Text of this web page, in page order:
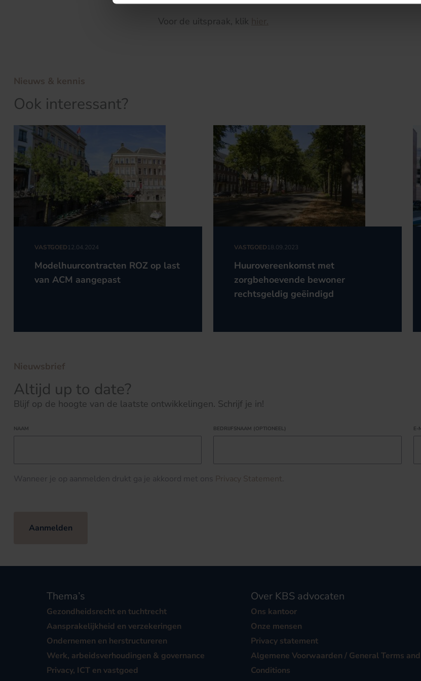
Voor de uitspraak, klik hier.
Nieuws & kennis
Ook interessant?
VASTGOED12.04.2024
Modelhuurcontracten ROZ op last
van ACM aangepast
VASTGOED18.09.2023
Huurovereenkomst met
zorgbehoevende bewoner
rechtsgeldig geëindigd
Nieuwsbrief
Altijd up to date?
Blijf op de hoogte van de laatste ontwikkelingen. Schrijf je in!
NAAM BEDRIJFSNAAM (OPTIONEEL) E-
Wanneer je op aanmelden drukt ga je akkoord met ons Privacy Statement.
Aanmelden
Thema’s
Gezondheidsrecht en tuchtrecht
Aansprakelijkheid en verzekeringen
Ondernemen en herstructureren
Werk, arbeidsverhoudingen & governance
Privacy, ICT en vastgoed
Over KBS advocaten
Ons kantoor
Onze mensen
Privacy statement
Algemene Voorwaarden / General Terms and
Conditions